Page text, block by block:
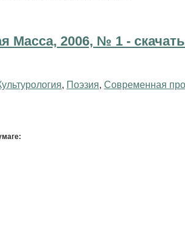
Масса, 2006, № 1 -
Поэзия Современная